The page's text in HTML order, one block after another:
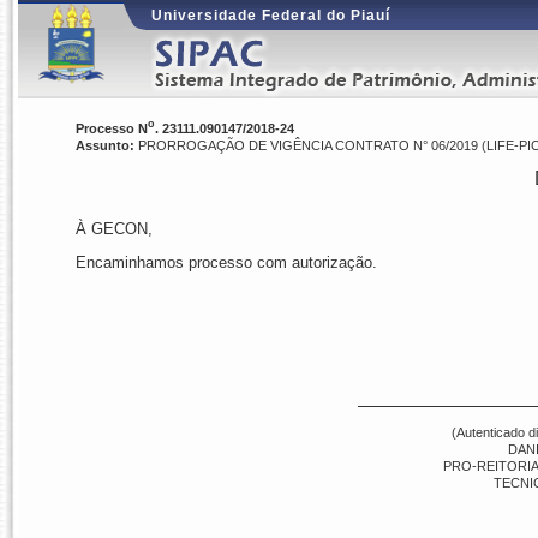
Universidade Federal do Piauí
Processo No. 23111.090147/2018-24
Assunto: PRORROGAÇÃO DE VIGÊNCIA CONTRATO N° 06/2019 (LIFE-
À GECON,
Encaminhamos processo com autorização.
(Autenticado
PRO-